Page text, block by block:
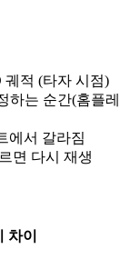
궤적 (타자 시점)
하는 순간(홈플레
에서 갈라짐
면 다시 재생
차이